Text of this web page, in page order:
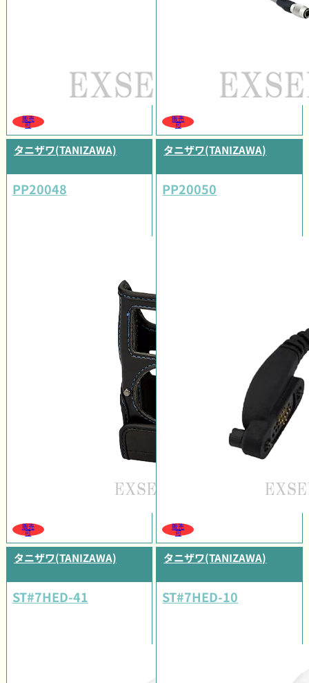
販売
可
販売
可
タニザワ(TANIZAWA)
PP20048
販売
可
タニザワ(TANIZAWA)
PP20050
販売
可
タニザワ(TANIZAWA)
ST#7HED-41
タニザワ(TANIZAWA)
ST#7HED-10